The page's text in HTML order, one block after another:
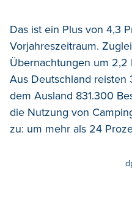
Das ist ein Plus von 4,3
Vorjahreszeitraum.
Übernachtungen um 2,2
Aus Deutschland reisten
dem Ausland 831.300
die Nutzung von
zu: um mehr als 24